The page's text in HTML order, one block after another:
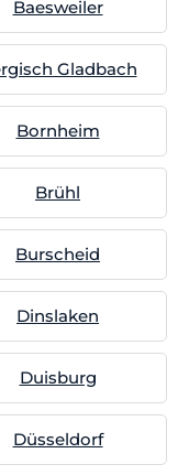
Baesweiler
Gladbach
Bornheim
Brühl
Burscheid
Dinslaken
Duisburg
Düsseldorf